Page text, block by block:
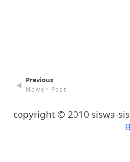
◄ Previous
Newer Post
copyright © 2010 siswa-